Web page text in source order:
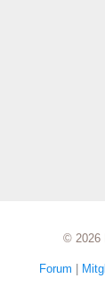
© 2026
Forum |